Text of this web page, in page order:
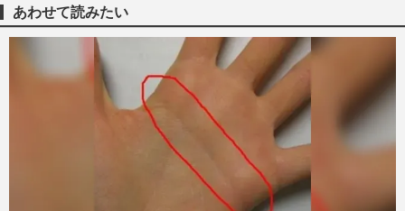
あわせて読みたい